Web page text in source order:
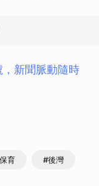
新聞脈動隨時
育 #後灣